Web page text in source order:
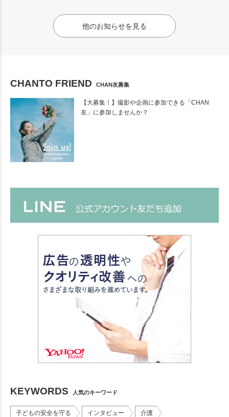
他のお知らせを見る
CHANTO FRIEND CHAN友募集
【大募集！】撮影や企画に参加できる「CHAN
友」に参加しませんか？
KEYWORDS 人気のキーワード
子どもの安全を守る インタビュー 介護